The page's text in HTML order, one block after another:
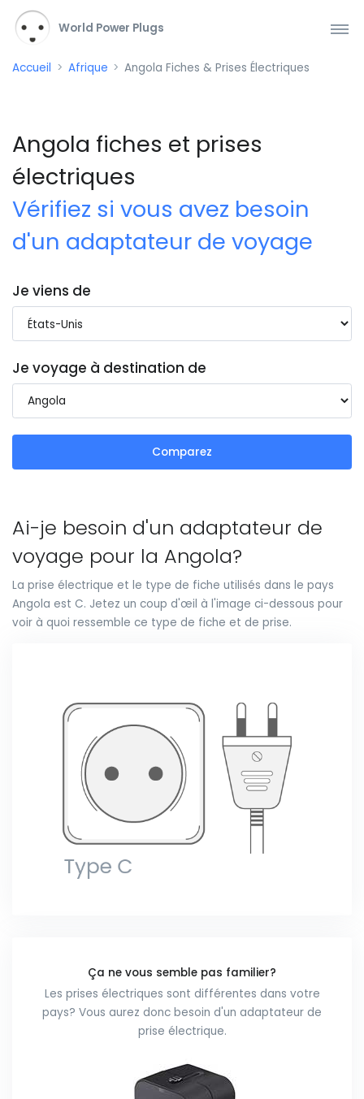
World Power Plugs
Accueil Afrique Angola Fiches & Prises Électriques
Angola fiches et prises
électriques
Vérifiez si vous avez besoin
d'un adaptateur de voyage
Je viens de
Je voyage à destination de
Comparez
Ai-je besoin d'un adaptateur de
voyage pour la Angola?
La prise électrique et le type de fiche utilisés dans le pays
Angola est C. Jetez un coup d'œil à l'image ci-dessous pour
voir à quoi ressemble ce type de fiche et de prise.
Ça ne vous semble pas familier?
Les prises électriques sont différentes dans votre
pays? Vous aurez donc besoin d'un adaptateur de
prise électrique.